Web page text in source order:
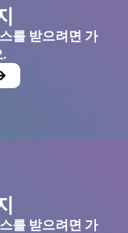
를 받으려면 가
를 받으려면 가